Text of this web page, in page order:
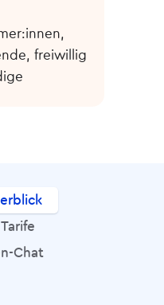
freiwillig
Chat